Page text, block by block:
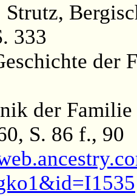
333
der
der
S. 86 f., 90